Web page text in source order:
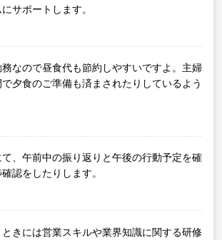
サポートします。
なので昼食代も節約しやすいですよ。主婦
夕食のご準備も済まされたりしているよう
、午前中の振り返りと午後の行動予定を確
認をしたりします。
きには営業スキルや業界知識に関する研修